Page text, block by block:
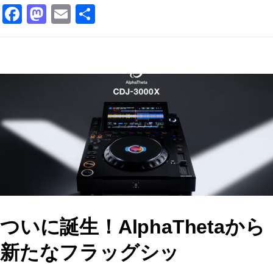
F
e
o
o
k
M
o
n
E
l
ついに誕生！AlphaThetaから
新たなフラッグシッ